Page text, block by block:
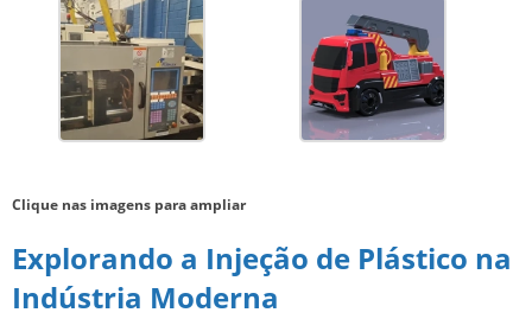
Clique nas imagens para ampliar
Explorando a Injeção de Plástico na
Indústria Moderna